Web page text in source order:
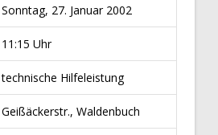
Sonntag, 27. Januar 2002
11:15 Uhr
technische Hilfeleistung
Geißäckerstr., Waldenbuch